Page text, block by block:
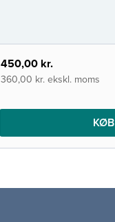
450,00 kr.
360,00 kr. ekskl. moms
KØB